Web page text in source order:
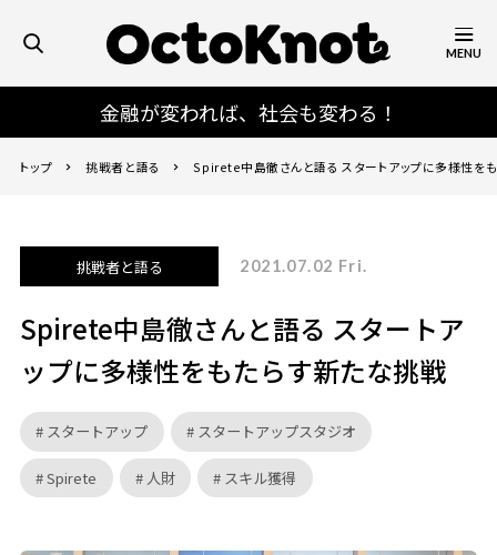
金融が変われば、社会も変わる！
MENU
トップ 挑戦者と語る Spirete中島徹さんと語る スタートアップに多様性を
挑戦者と語る 2021.07.02 Fri.
Spirete中島徹さんと語る スタートア
ップに多様性をもたらす新たな挑戦
スタートアップ スタートアップスタジオ
Spirete 人財 スキル獲得